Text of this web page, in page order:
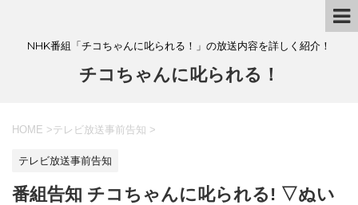
NHK番組「チコちゃんに叱られる！」の放送内容を詳しく紹介！
チコちゃんに叱られる！
HOME >テレビ放送事前告知 >
テレビ放送事前告知
番組告知 チコちゃんに叱られる! ▽ぬい